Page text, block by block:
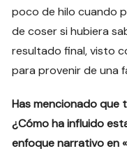
poco de hilo cuando
de coser si hubiera
resultado final, visto
para provenir de una
Has mencionado que
¿Cómo ha influido
enfoque narrativo en